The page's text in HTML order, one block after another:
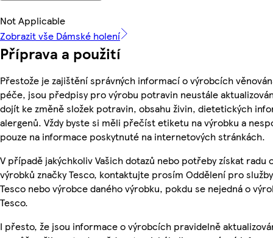
Not Applicable
Zobrazit vše Dámské holení
Příprava a použití
Přestože je zajištění správných informací o výrobcích
péče, jsou předpisy pro výrobu potravin neustále
dojít ke změně složek potravin, obsahu živin, dietetických
alergenů. Vždy byste si měli přečíst etiketu na výrobku a
pouze na informace poskytnuté na internetových stránkách.
V případě jakýchkoliv Vašich dotazů nebo potřeby získat radu
výrobků značky Tesco, kontaktujte prosím Oddělení pro
Tesco nebo výrobce daného výrobku, pokdu se nejedná o
Tesco.
I přesto, že jsou informace o výrobcích pravidelně